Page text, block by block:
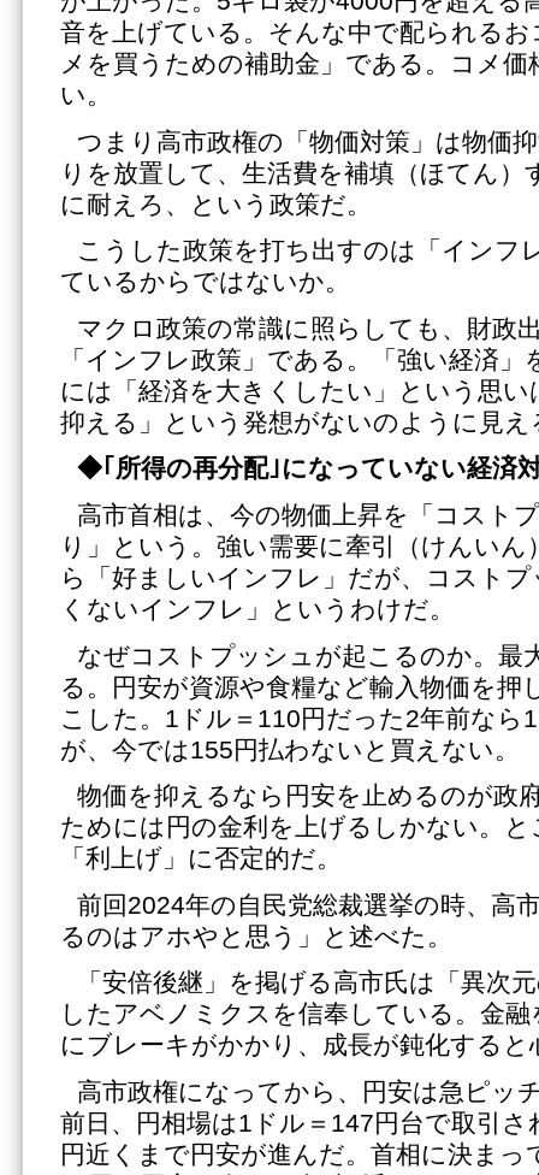
音を上げている。そんな中で配られる
メを買うための補助金」である。コメ
い。
つまり高市政権の「物価対策」は物価
りを放置して、生活費を補填（ほてん）
に耐えろ、という政策だ。
こうした政策を打ち出すのは「インフ
ているからではないか。
マクロ政策の常識に照らしても、財政
「インフレ政策」である。「強い経済
には「経済を大きくしたい」という思
抑える」という発想がないのように見え
◆｢所得の再分配｣になっていない経済
高市首相は、今の物価上昇を「コスト
り」という。強い需要に牽引（けんい
ら「好ましいインフレ」だが、コスト
くないインフレ」というわけだ。
なぜコストプッシュが起こるのか。最
る。円安が資源や食糧など輸入物価を押
こした。1ドル＝110円だった2年前なら
が、今では155円払わないと買えない。
物価を抑えるなら円安を止めるのが政
ためには円の金利を上げるしかない。
「利上げ」に否定的だ。
前回2024年の自民党総裁選挙の時、高
るのはアホやと思う」と述べた。
「安倍後継」を掲げる高市氏は「異次
したアベノミクスを信奉している。金
にブレーキがかかり、成長が鈍化すると
高市政権になってから、円安は急ピッ
前日、円相場は1ドル＝147円台で取引
円近くまで円安が進んだ。首相に決まっ